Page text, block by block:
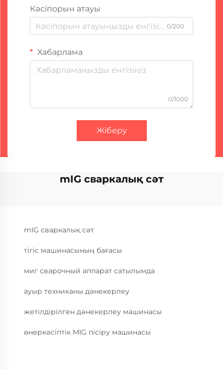
Кәсіпорын атауы
0/200
Хабарлама
0/1000
Жіберу
mIG сваркалық сәт
mIG сваркалық сәт
тігіс машинасының бағасы
миг сварочный аппарат сатылымда
ауыр техниканы дәнекерлеу
жетілдірілген дәнекерлеу машинасы
өнеркәсіптік MIG пісіру машинасы